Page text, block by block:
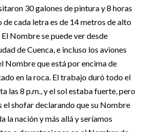
30 galones de pintura y 8 horas
de cada letra es de 14 metros de alto
Nombre se puede ver desde
de Cuenca, e incluso los aviones
Nombre que está por encima de
en la roca. El trabajo duró todo el
las 8 p.m., y el sol estaba fuerte, pero
el shofar declarando que su Nombre
la nación y más allá y seríamos